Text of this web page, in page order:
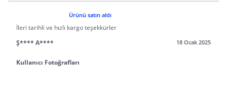
Ürünü satın aldı
İleri tarihli ve hızlı kargo teşekkürler
Ş**** A****
18 Ocak 2025
Kullanıcı Fotoğrafları